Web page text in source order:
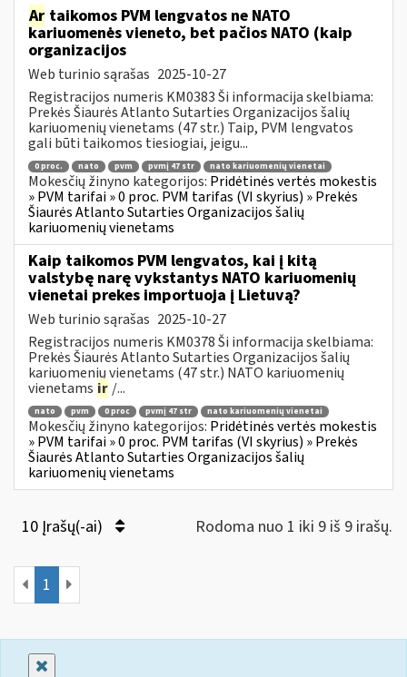
Ar taikomos PVM lengvatos ne NATO
kariuomenės vieneto, bet pačios NATO (kaip
organizacijos
Web turinio sąrašas 2025-10-27
Registracijos numeris KM0383 Ši informacija skelbiama:
Prekės Šiaurės Atlanto Sutarties Organizacijos šalių
kariuomenių vienetams (47 str.) Taip, PVM lengvatos
gali būti taikomos tiesiogiai, jeigu...
0 proc. nato pvm pvmį 47 str nato kariuomenių vienetai
Mokesčių žinyno kategorijos: Pridėtinės vertės mokestis
» PVM tarifai » 0 proc. PVM tarifas (VI skyrius) » Prekės
Šiaurės Atlanto Sutarties Organizacijos šalių
kariuomenių vienetams
Kaip taikomos PVM lengvatos, kai į kitą
valstybę narę vykstantys NATO kariuomenių
vienetai prekes importuoja į Lietuvą?
Web turinio sąrašas 2025-10-27
Registracijos numeris KM0378 Ši informacija skelbiama:
Prekės Šiaurės Atlanto Sutarties Organizacijos šalių
kariuomenių vienetams (47 str.) NATO kariuomenių
vienetams ir /...
nato pvm 0 proc pvmį 47 str nato kariuomenių vienetai
Mokesčių žinyno kategorijos: Pridėtinės vertės mokestis
» PVM tarifai » 0 proc. PVM tarifas (VI skyrius) » Prekės
Šiaurės Atlanto Sutarties Organizacijos šalių
kariuomenių vienetams
10 Įrašų(-ai) Rodoma nuo 1 iki 9 iš 9 irašų.
1